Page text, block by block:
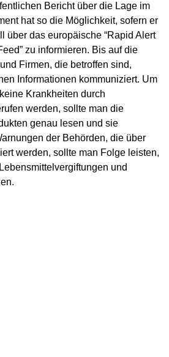
Bericht über die Lage im
hat so die Möglichkeit, sofern er
über das europäische “Rapid Alert
zu informieren. Bis auf die
Firmen, die betroffen sind,
Informationen kommuniziert. Um
Krankheiten durch
werden, sollte man die
genau lesen und sie
der Behörden, die über
werden, sollte man Folge leisten,
und